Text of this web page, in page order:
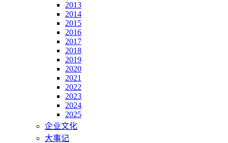
2013
2014
2015
2016
2017
2018
2019
2020
2021
2022
2023
2024
2025
企业文化
大事记